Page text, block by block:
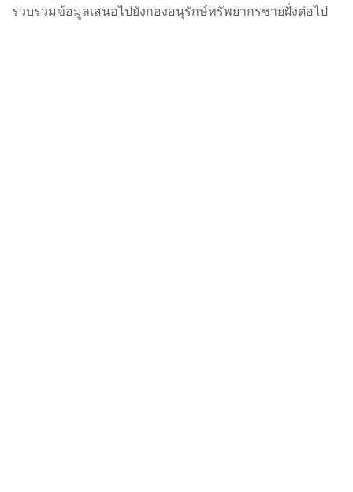
รวบรวมข้อมูลเสนอไปยังกองอนุรักษ์ทรัพยากรชายฝั่งต่อไป